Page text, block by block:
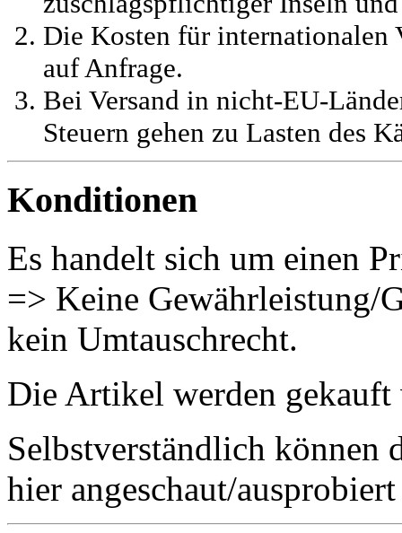
Die Kosten für
auf Anfrage.
Bei Versand in nicht-EU-
Steuern gehen zu Lasten des
Konditionen
Es handelt sich um einen
=> Keine Gewährleistung/
kein Umtauschrecht.
Die Artikel werden gekauft
Selbstverständlich
hier angeschaut/